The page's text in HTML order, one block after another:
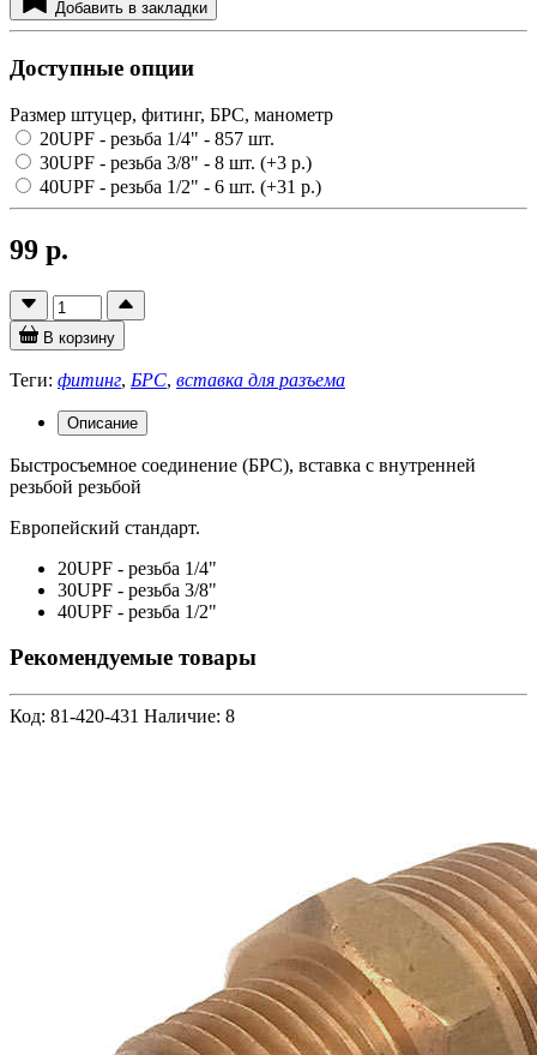
Добавить в закладки
Доступные опции
Размер штуцер, фитинг, БРС, манометр
20UPF - резьба 1/4" - 857 шт.
30UPF - резьба 3/8" - 8 шт. (+3 р.)
40UPF - резьба 1/2" - 6 шт. (+31 р.)
99 р.
В корзину
Теги: фитинг, БРС, вставка для разъема
Описание
Быстросъемное соединение (БРС), вставка с внутренней
резьбой резьбой
Европейский стандарт.
20UPF - резьба 1/4"
30UPF - резьба 3/8"
40UPF - резьба 1/2"
Рекомендуемые товары
Код: 81-420-431 Наличие: 8